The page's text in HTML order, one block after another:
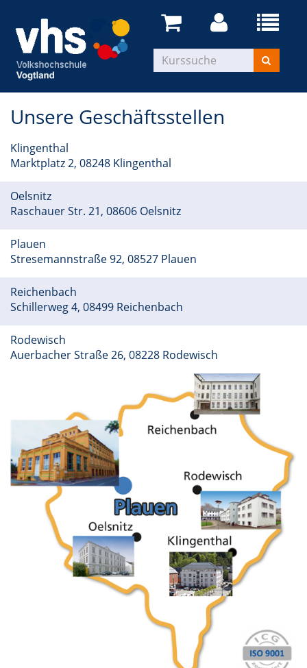
Unsere Geschäftsstellen
Klingenthal
Marktplatz 2, 08248 Klingenthal
Oelsnitz
Raschauer Str. 21, 08606 Oelsnitz
Plauen
Stresemannstraße 92, 08527 Plauen
Reichenbach
Schillerweg 4, 08499 Reichenbach
Rodewisch
Auerbacher Straße 26, 08228 Rodewisch